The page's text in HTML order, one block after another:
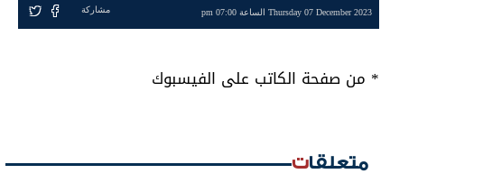
Thursday 07 December 2023 الساعة 07:00 pm مشاركة
* من صفحة الكاتب على الفيسبوك
متعلقات